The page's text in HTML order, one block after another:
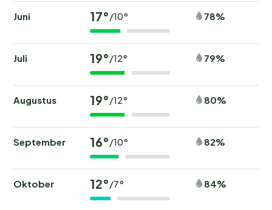
Juni 17°/10° 78%
Juli 19°/12° 79%
Augustus 19°/12° 80%
September 16°/10° 82%
Oktober 12°/7° 84%